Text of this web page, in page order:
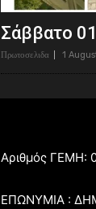
Σάββατο
Πρωτοσελιδα 1
Αριθμός ΓΕΜΗ:
ΕΠΩΝΥΜΙΑ :